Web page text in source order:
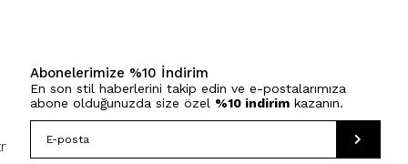
Abonelerimize %10 İndirim
En son stil haberlerini takip edin ve e-postalarımıza
abone olduğunuzda size özel %10 indirimkazanın.